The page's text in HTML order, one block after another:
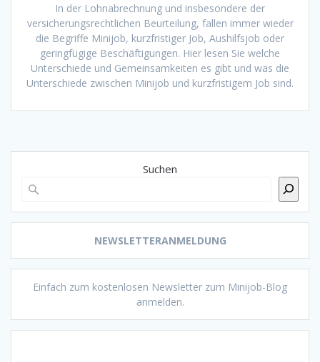
In der Lohnabrechnung und insbesondere der
versicherungsrechtlichen Beurteilung, fallen immer wieder
die Begriffe Minijob, kurzfristiger Job, Aushilfsjob oder
geringfügige Beschäftigungen. Hier lesen Sie welche
Unterschiede und Gemeinsamkeiten es gibt und was die
Unterschiede zwischen Minijob und kurzfristigem Job sind.
Suchen
NEWSLETTERANMELDUNG
Einfach zum kostenlosen Newsletter zum Minijob-Blog
anmelden.